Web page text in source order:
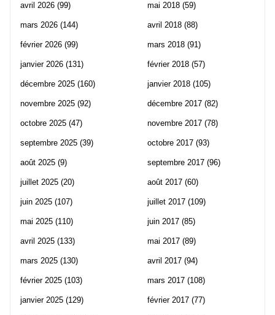
avril 2026 (99)
mars 2026 (144)
février 2026 (99)
janvier 2026 (131)
décembre 2025 (160)
novembre 2025 (92)
octobre 2025 (47)
septembre 2025 (39)
août 2025 (9)
juillet 2025 (20)
juin 2025 (107)
mai 2025 (110)
avril 2025 (133)
mars 2025 (130)
février 2025 (103)
janvier 2025 (129)
mai 2018 (59)
avril 2018 (88)
mars 2018 (91)
février 2018 (57)
janvier 2018 (105)
décembre 2017 (82)
novembre 2017 (78)
octobre 2017 (93)
septembre 2017 (96)
août 2017 (60)
juillet 2017 (109)
juin 2017 (85)
mai 2017 (89)
avril 2017 (94)
mars 2017 (108)
février 2017 (77)